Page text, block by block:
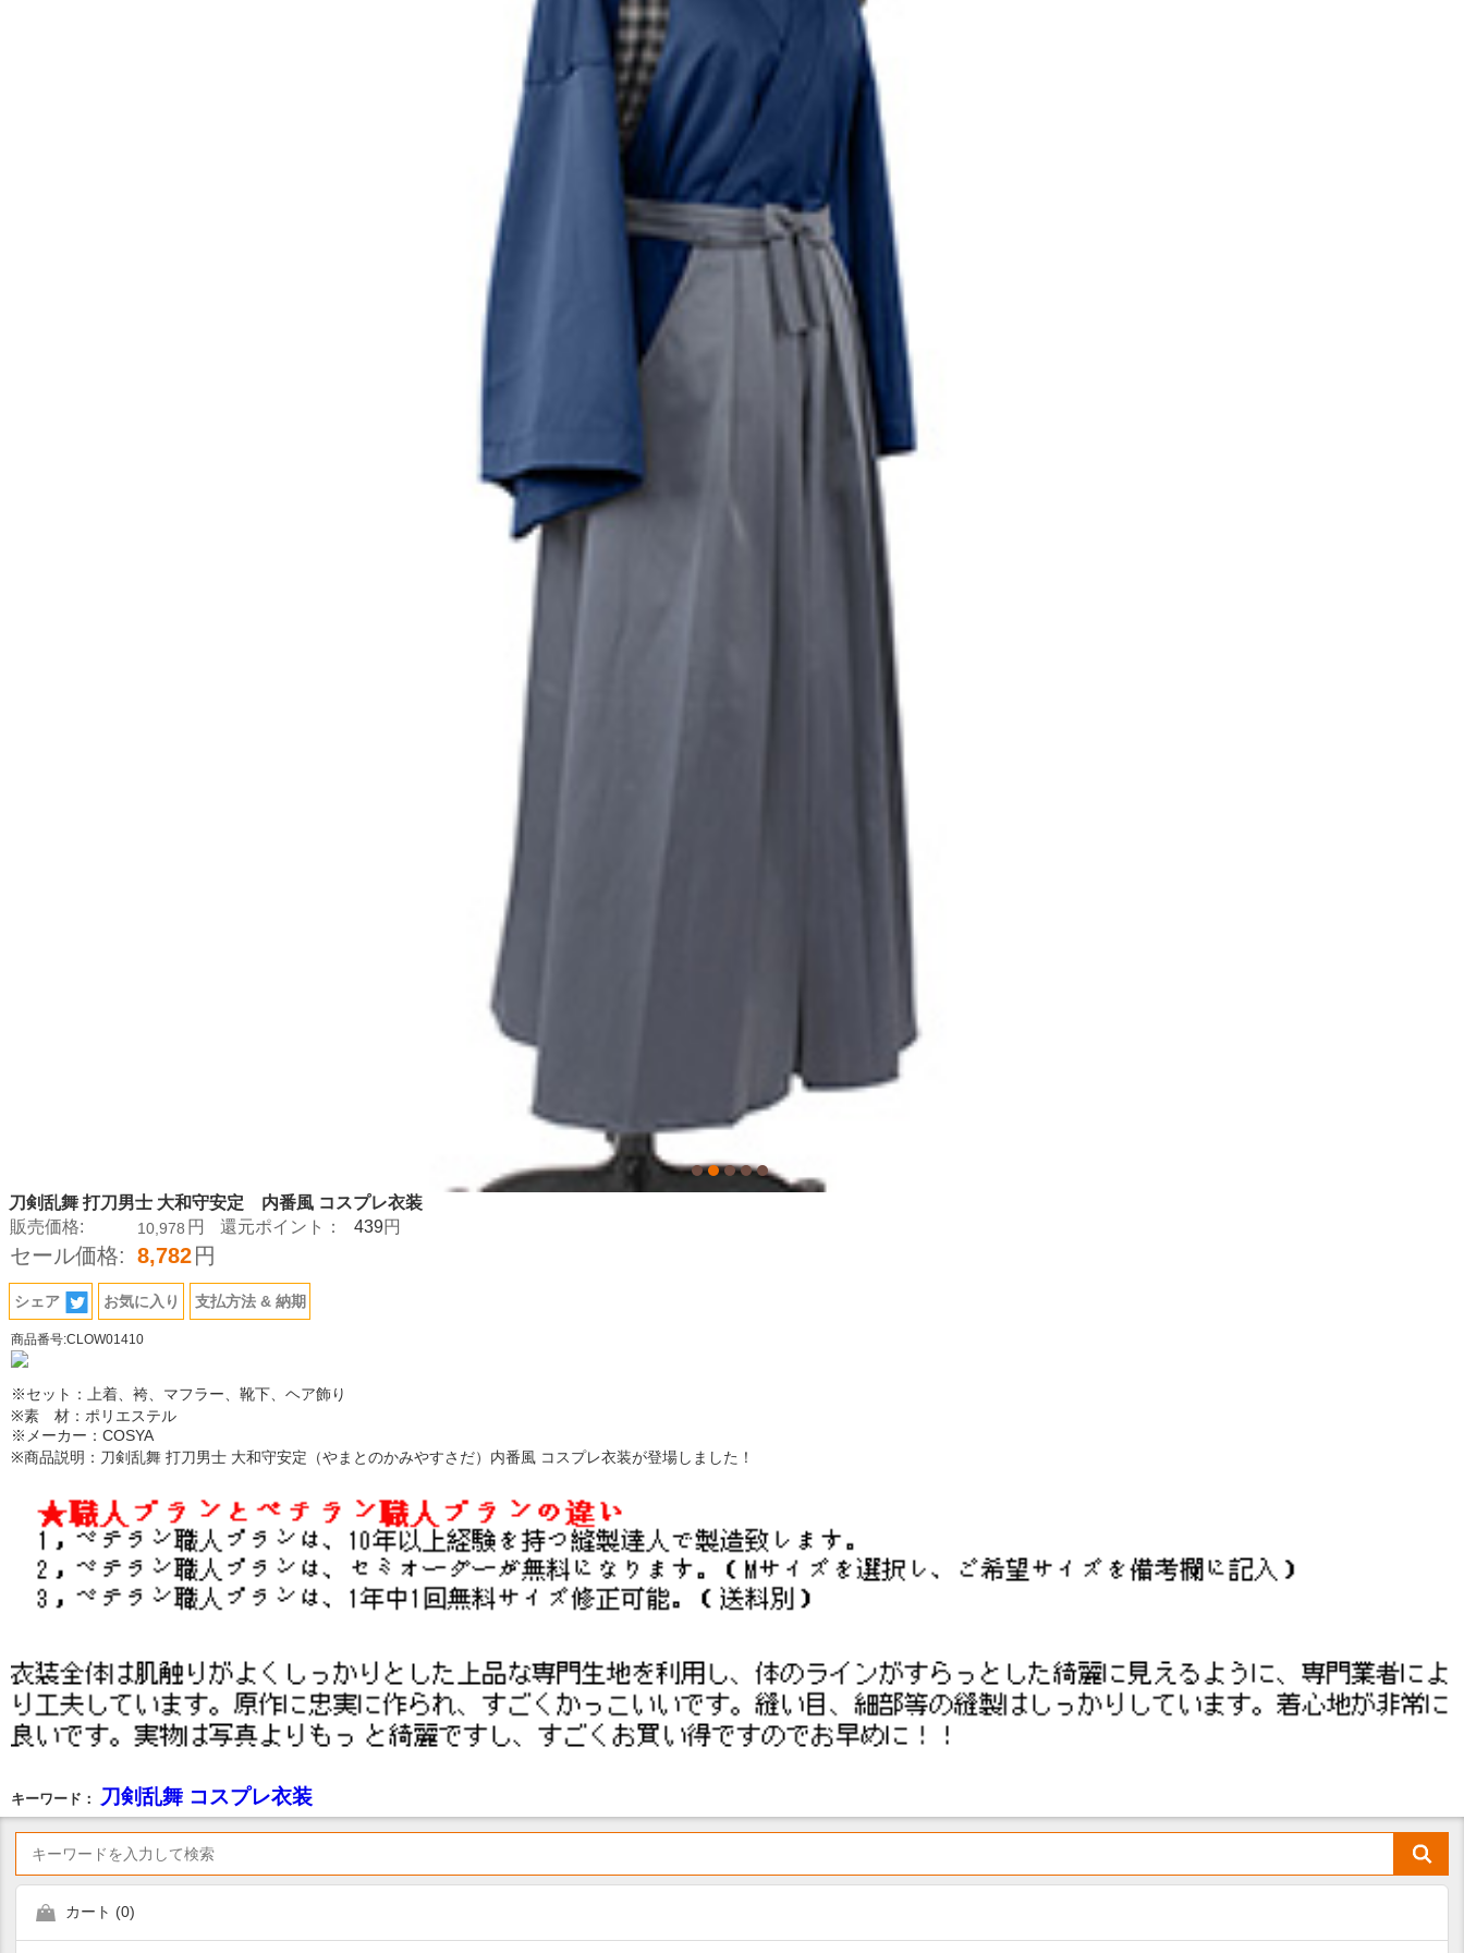
刀剣乱舞 打刀男士 大和守安定 内番風 コスプレ衣装
販売価格:
10,978 円 還元ポイント： 439円
セール価格: 8,782 円
シェア お気に入り 支払方法 & 納期
商品番号:CLOW01410
※セット：上着、袴、マフラー、靴下、ヘア飾り
※素 材：ポリエステル
※メーカー：COSYA
※商品説明：刀剣乱舞 打刀男士 大和守安定（やまとのかみやすさだ）内番風 コスプレ衣装が登場しました！
キーワード： 刀剣乱舞 コスプレ衣装
カート (0)